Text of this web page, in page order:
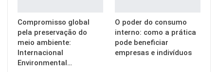
Compromisso global
pela preservação do
meio ambiente:
Internacional
Environmental…
O poder do consumo
interno: como a prática
pode beneficiar
empresas e indivíduos